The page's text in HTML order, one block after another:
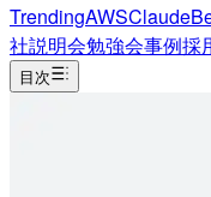
TrendingAWSClaude
社説明会勉強会事例採
目次